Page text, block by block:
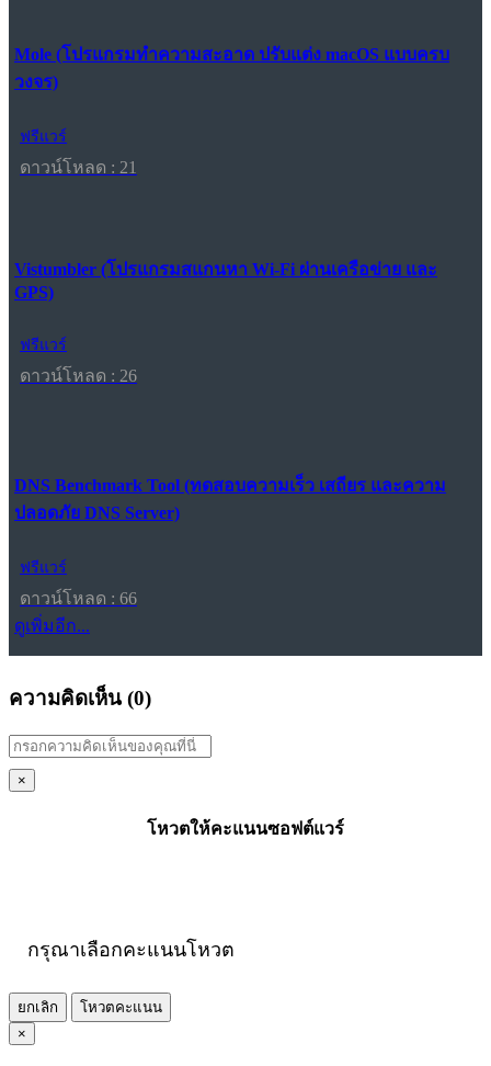
Mole (โปรแกรมทำความสะอาด ปรับแต่ง macOS แบบครบ
วงจร)
ฟรีแวร์
ดาวน์โหลด : 21
Vistumbler (โปรแกรมสแกนหา Wi-Fi ผ่านเครือข่าย และ
GPS)
ฟรีแวร์
ดาวน์โหลด : 26
DNS Benchmark Tool (ทดสอบความเร็ว เสถียร และความ
ปลอดภัย DNS Server)
ฟรีแวร์
ดาวน์โหลด : 66
ดูเพิ่มอีก...
ความคิดเห็น (0)
×
โหวตให้คะแนนซอฟต์แวร์
กรุณาเลือกคะแนนโหวต
ยกเลิก
โหวตคะแนน
×